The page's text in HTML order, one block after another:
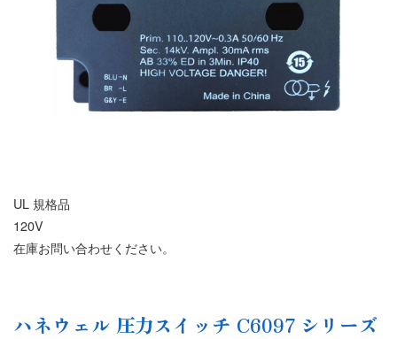
UL 規格品
120V
在庫お問い合わせください。
ハネウェル 圧力スイッチ C6097 シリーズ